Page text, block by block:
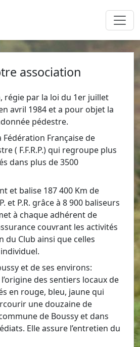
association
régie par la loi du 1er juillet
avril 1984 et a pour objet la
pédestre.
Fédération Française de
( F.F.R.P.) qui regroupe plus
dans plus de 3500
et balise 187 400 Km de
et P.R. grâce à 8 900 baliseurs
à chaque adhérent de
couvrant les activités
du Club ainsi que celles
et de ses environs:
l’origine des sentiers locaux de
en rouge, bleu, jaune qui
une douzaine de
de Boussy et dans
Elle assure l’entretien du